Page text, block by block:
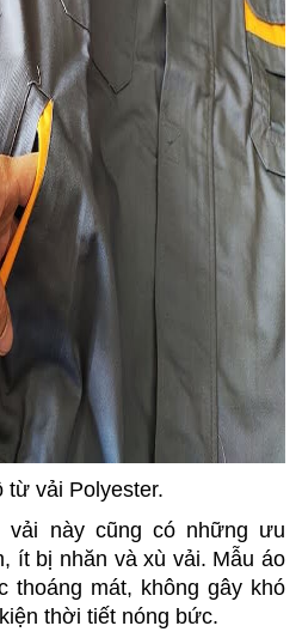
từ vải Polyester.
vải này cũng có những ưu
ít bị nhăn và xù vải. Mẫu áo
thoáng mát, không gây khó
thời tiết nóng bức.